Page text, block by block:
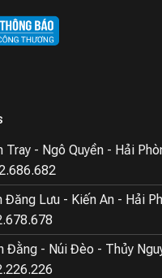
Tray - Ngô Quyền - Hải
Đăng Lưu - Kiến An - Hải
Đằng - Núi Đèo - Thủy